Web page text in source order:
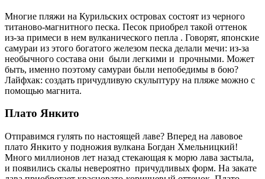
Многие пляжи на Курильских островах состоят из черного
титаново-магнитного песка. Песок приобрел такой оттенок
из-за примеси в нем вулканического пепла . Говорят, японские
самураи из этого богатого железом песка делали мечи: из-за
необычного состава они были легкими и прочными. Может
быть, именно поэтому самураи были непобедимы в бою?
Лайфхак: создать причудливую скульптуру на пляже можно с
помощью магнита.
Плато Янкито
Отправимся гулять по настоящей лаве? Вперед на лавовое
плато Янкито у подножия вулкана Богдан Хмельницкий!
Много миллионов лет назад стекающая к морю лава застыла,
и появились скалы невероятно причудливых форм. На закате